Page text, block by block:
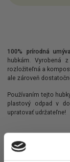
100% prírodná
hubkám. Vyrobená
rozložiteľná a
ale zároveň
Používaním tejto
plastový odpad v
upratovať udržateľne!